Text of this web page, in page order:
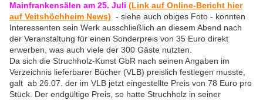
Mainfrankensälen am 25. Juli (Link auf Online-Bericht hier
auf Veitshöchheim News) - siehe auch obiges Foto - konnten
Interessenten sein Werk ausschließlich an diesem Abend nach
der Veranstaltung für einen Sonderpreis von 35 Euro direkt
erwerben, was auch viele der 300 Gäste nutzten.
Da sich die Struchholz-Kunst GbR nach seinen Angaben im
Verzeichnis lieferbarer Bücher (VLB) preislich festlegen musste,
galt ab 26.07. der im VLB jetzt eingestellte Preis von 78 Euro pro
Stück. Der endgültige Preis, so hatte Struchholz in seiner